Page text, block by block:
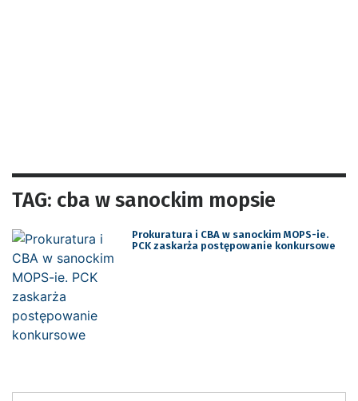
TAG: cba w sanockim mopsie
Prokuratura i CBA w sanockim MOPS-ie.
PCK zaskarża postępowanie konkursowe